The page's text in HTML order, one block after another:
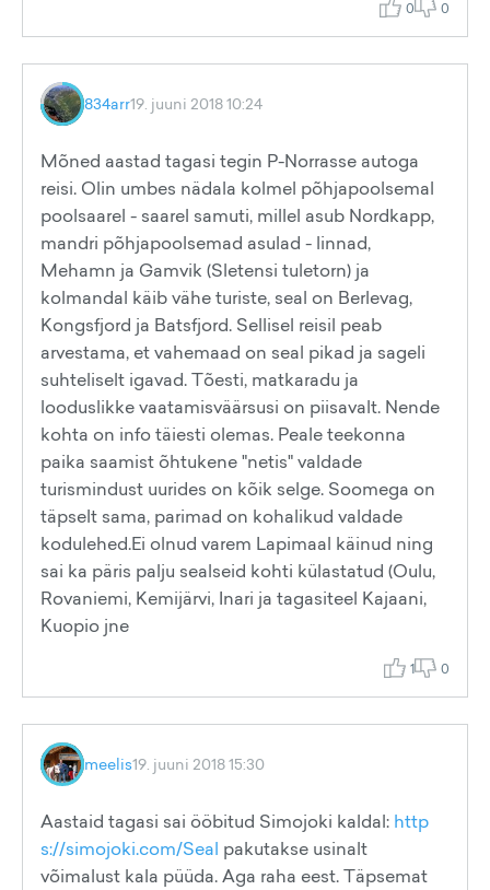
0 0
834arr19. juuni 2018 10:24
Mõned aastad tagasi tegin P-Norrasse autoga
reisi. Olin umbes nädala kolmel põhjapoolsemal
poolsaarel - saarel samuti, millel asub Nordkapp,
mandri põhjapoolsemad asulad - linnad,
Mehamn ja Gamvik (Sletensi tuletorn) ja
kolmandal käib vähe turiste, seal on Berlevag,
Kongsfjord ja Batsfjord. Sellisel reisil peab
arvestama, et vahemaad on seal pikad ja sageli
suhteliselt igavad. Tõesti, matkaradu ja
looduslikke vaatamisväärsusi on piisavalt. Nende
kohta on info täiesti olemas. Peale teekonna
paika saamist õhtukene "netis" valdade
turismindust uurides on kõik selge. Soomega on
täpselt sama, parimad on kohalikud valdade
kodulehed.Ei olnud varem Lapimaal käinud ning
sai ka päris palju sealseid kohti külastatud (Oulu,
Rovaniemi, Kemijärvi, Inari ja tagasiteel Kajaani,
Kuopio jne
1 0
meelis19. juuni 2018 15:30
Aastaid tagasi sai ööbitud Simojoki kaldal: http
s://simojoki.com/Seal pakutakse usinalt
võimalust kala püüda. Aga raha eest. Täpsemat